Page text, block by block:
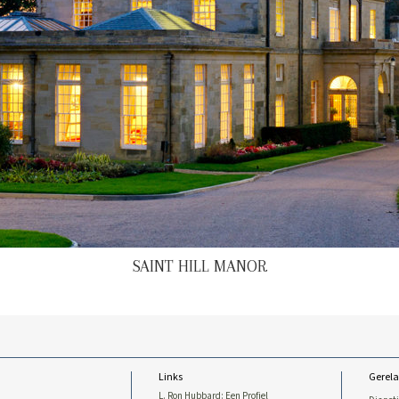
SAINT HILL MANOR
Links
L. Ron Hubbard: Een Profiel